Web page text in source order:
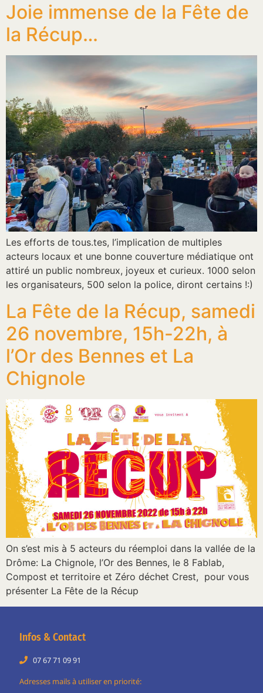
Joie immense de la Fête de
la Récup…
Les efforts de tous.tes, l’implication de multiples
acteurs locaux et une bonne couverture médiatique ont
attiré un public nombreux, joyeux et curieux. 1000 selon
les organisateurs, 500 selon la police, diront certains !:)
La Fête de la Récup, samedi
26 novembre, 15h-22h, à
l’Or des Bennes et La
Chignole
On s’est mis à 5 acteurs du réemploi dans la vallée de la
Drôme: La Chignole, l’Or des Bennes, le 8 Fablab,
Compost et territoire et Zéro déchet Crest, pour vous
présenter La Fête de la Récup
Infos & Contact
07 67 71 09 91
Adresses mails à utiliser en priorité: